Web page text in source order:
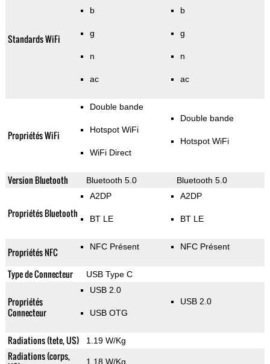
Standards WiFi
b
g
n
ac
b
g
n
ac
Propriétés WiFi
Double bande
Hotspot WiFi
WiFi Direct
Double bande
Hotspot WiFi
Version Bluetooth Bluetooth 5.0 Bluetooth 5.0
Propriétés Bluetooth
A2DP
BT LE
A2DP
BT LE
Propriétés NFC NFC Présent NFC Présent
Type de Connecteur USB Type C
Propriétés
Connecteur
USB 2.0
USB OTG
USB 2.0
Radiations (tete, US) 1.19 W/Kg
Radiations (corps,
1.18 W/Kg